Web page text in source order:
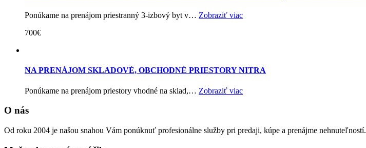
Ponúkame na prenájom priestranný 3-izbový byt v… Zobraziť viac
700€
NA PRENÁJOM SKLADOVÉ, OBCHODNÉ PRIESTORY NITRA
Ponúkame na prenájom priestory vhodné na sklad,… Zobraziť viac
O nás
Od roku 2004 je našou snahou Vám ponúknuť profesionálne služby pri predaji, kúpe a prenájme nehnuteľností.